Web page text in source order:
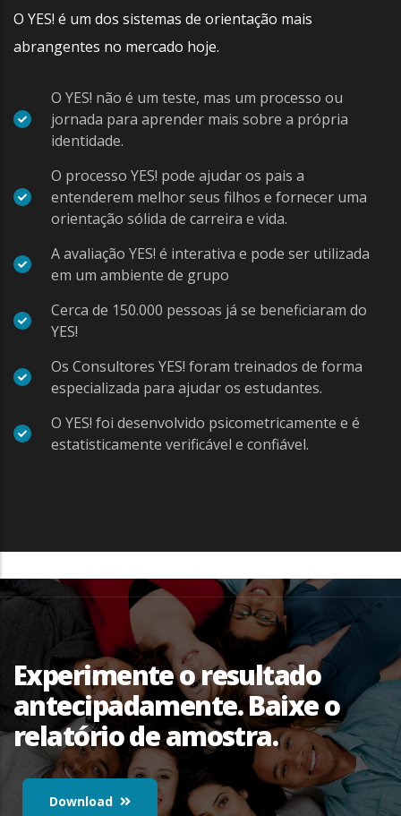
O YES! é um dos sistemas de orientação mais
abrangentes no mercado hoje.
O YES! não é um teste, mas um processo ou
jornada para aprender mais sobre a própria
identidade.
O processo YES! pode ajudar os pais a
entenderem melhor seus filhos e fornecer uma
orientação sólida de carreira e vida.
A avaliação YES! é interativa e pode ser utilizada
em um ambiente de grupo
Cerca de 150.000 pessoas já se beneficiaram do
YES!
Os Consultores YES! foram treinados de forma
especializada para ajudar os estudantes.
O YES! foi desenvolvido psicometricamente e é
estatisticamente verificável e confiável.
Experimente o resultado
antecipadamente. Baixe o
relatório de amostra.
Download